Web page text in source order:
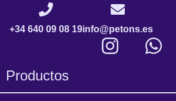
+34 640 09 08 19info@petons.es
Productos